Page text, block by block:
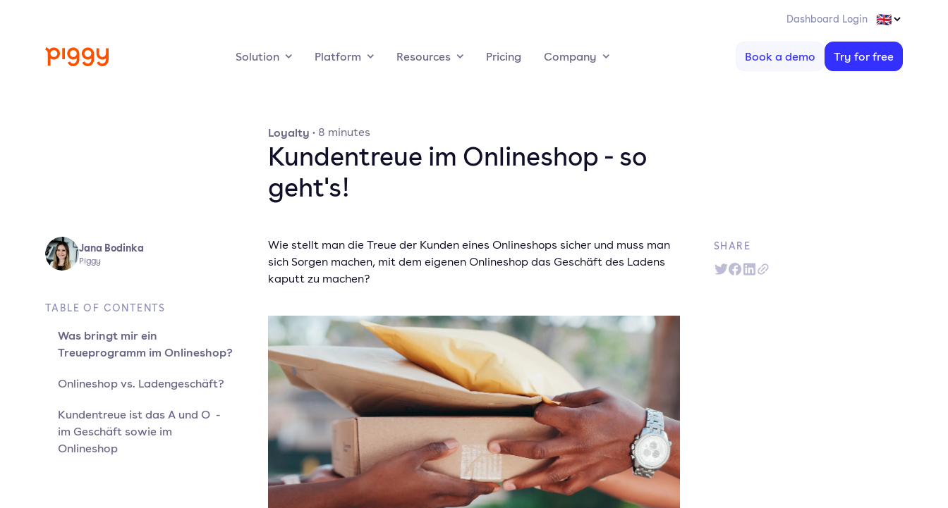
Dashboard Login
Solution Platform Resources Pricing Company Book a demo Try for free
Loyalty · 8 minutes
Kundentreue im Onlineshop - so
geht's!
Jana Bodinka
Piggy
TABLE OF CONTENTS
Was bringt mir ein
Treueprogramm im Onlineshop?
Onlineshop vs. Ladengeschäft?
Kundentreue ist das A und O -
im Geschäft sowie im
Onlineshop
Wie stellt man die Treue der Kunden eines Onlineshops sicher und muss man
sich Sorgen machen, mit dem eigenen Onlineshop das Geschäft des Ladens
kaputt zu machen?
SHARE